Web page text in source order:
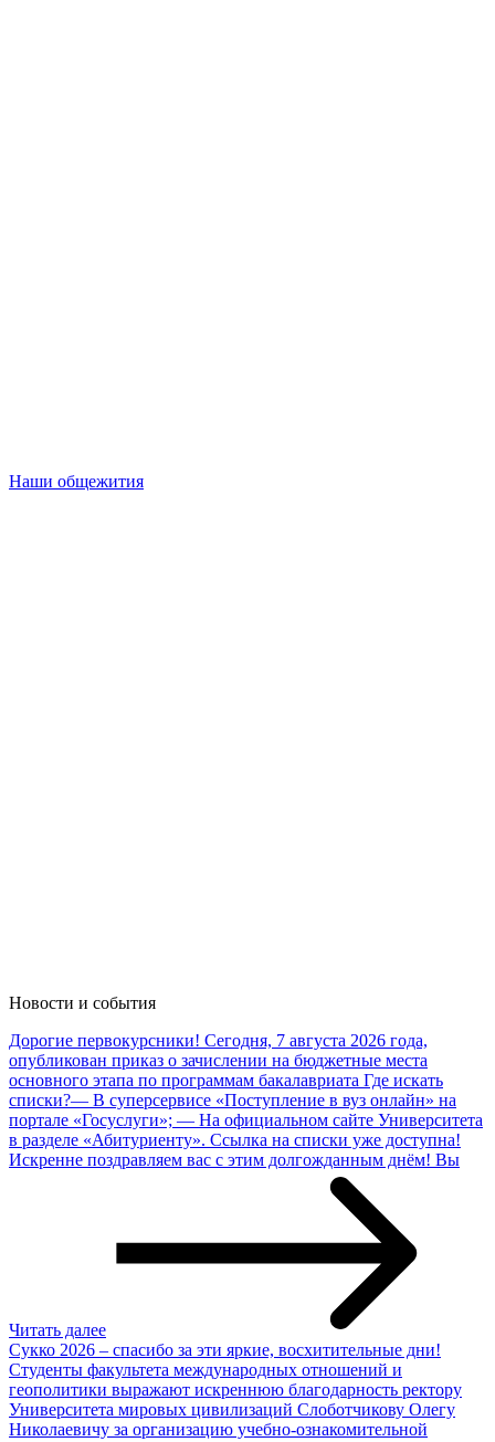
Наши общежития
Новости и события
Дорогие первокурсники! Сегодня, 7 августа 2026 года,
опубликован приказ о зачислении на бюджетные места
основного этапа по программам бакалавриата Где искать
списки?— В суперсервисе «Поступление в вуз онлайн» на
портале «Госуслуги»; — На официальном сайте Университета
в разделе «Абитуриенту». Ссылка на списки уже доступна!
Искренне поздравляем вас с этим долгожданным днём! Вы
Читать далее
Сукко 2026 – спасибо за эти яркие, восхитительные дни!
Студенты факультета международных отношений и
геополитики выражают искреннюю благодарность ректору
Университета мировых цивилизаций Слоботчикову Олегу
Николаевичу за организацию учебно-ознакомительной